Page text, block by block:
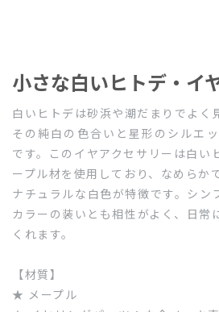
小さな白いヒトデ・イ
白いヒトデは砂浜や潮だまりでよく
その純白の色合いと星形のシルエ
です。このイヤアクセサリーは白い
ープル材を使用しており、なめらか
ナチュラルな白色が特徴です。シン
カラーの装いとも相性がよく、日常
くれます。
【材質】
★ メープル